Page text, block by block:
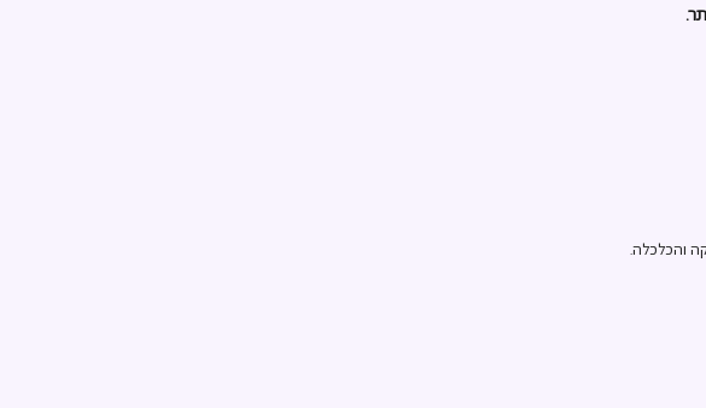
והכלכלה.